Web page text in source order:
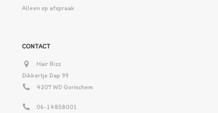
Alleen op afspraak
CONTACT
Hair Bizz
Dikkertje Dap 99
4207 WD Gorinchem
06-14858001